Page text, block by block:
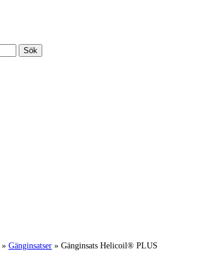
Sök
» Gänginsatser » Gänginsats Helicoil® PLUS